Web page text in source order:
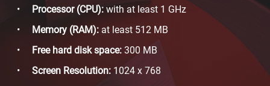
Processor (CPU): with at least 1 GHz
Memory (RAM): at least 512 MB
Free hard disk space: 300 MB
Screen Resolution: 1024 x 768